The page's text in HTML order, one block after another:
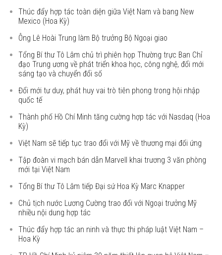
Thúc đẩy hợp tác toàn diện giữa Việt Nam và bang New
Mexico (Hoa Kỳ)
Ông Lê Hoài Trung làm Bộ trưởng Bộ Ngoại giao
Tổng Bí thư Tô Lâm chủ trì phiên họp Thường trực Ban Chỉ
đạo Trung ương về phát triển khoa học, công nghệ, đổi mới
sáng tạo và chuyển đổi số
Đổi mới tư duy, phát huy vai trò tiên phong trong hội nhập
quốc tế
Thành phố Hồ Chí Minh tăng cường hợp tác với Nasdaq (Hoa
Kỳ)
Việt Nam sẽ tiếp tục trao đổi với Mỹ về thương mại đối ứng
Tập đoàn vi mạch bán dẫn Marvell khai trương 3 văn phòng
mới tại Việt Nam
Tổng Bí thư Tô Lâm tiếp Đại sứ Hoa Kỳ Marc Knapper
Chủ tịch nước Lương Cường trao đổi với Ngoại trưởng Mỹ
nhiều nội dung hợp tác
Thúc đẩy hợp tác an ninh và thực thi pháp luật Việt Nam –
Hoa Kỳ